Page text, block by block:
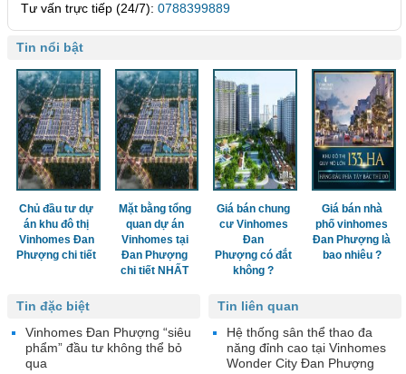
Tư vấn trực tiếp (24/7): 0788399889
Tin nổi bật
Chủ đầu tư dự
án khu đô thị
Vinhomes Đan
Phượng chi tiết
Mặt bằng tổng
quan dự án
Vinhomes tại
Đan Phượng
chi tiết NHẤT
Giá bán chung
cư Vinhomes
Đan
Phượng có đắt
không ?
Giá bán nhà
phố vinhomes
Đan Phượng là
bao nhiêu ?
Tin liên quan
Hệ thống sân thể thao đa
năng đỉnh cao tại Vinhomes
Wonder City Đan Phượng
Tin đặc biệt
Vinhomes Đan Phượng “siêu
phẩm” đầu tư không thể bỏ
qua